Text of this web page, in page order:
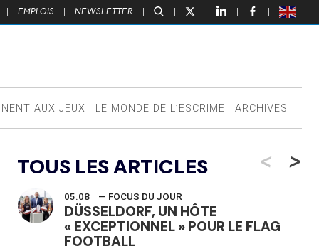
| EMPLOIS | NEWSLETTER | | | | |
AUX JEUX LE MONDE DE L’ESCRIME ARCHIVES
TOUS LES ARTICLES <
05.08 — FOCUS DU JOUR
DÜSSELDORF, UN HÔTE
« EXCEPTIONNEL » POUR LE FLAG
FOOTBALL
>